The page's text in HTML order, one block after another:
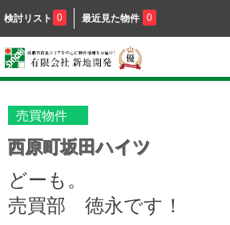
検討リスト 0 最近見た物件 0
売買物件
西原町坂田ハイツ
どーも。
売買部 徳永です！